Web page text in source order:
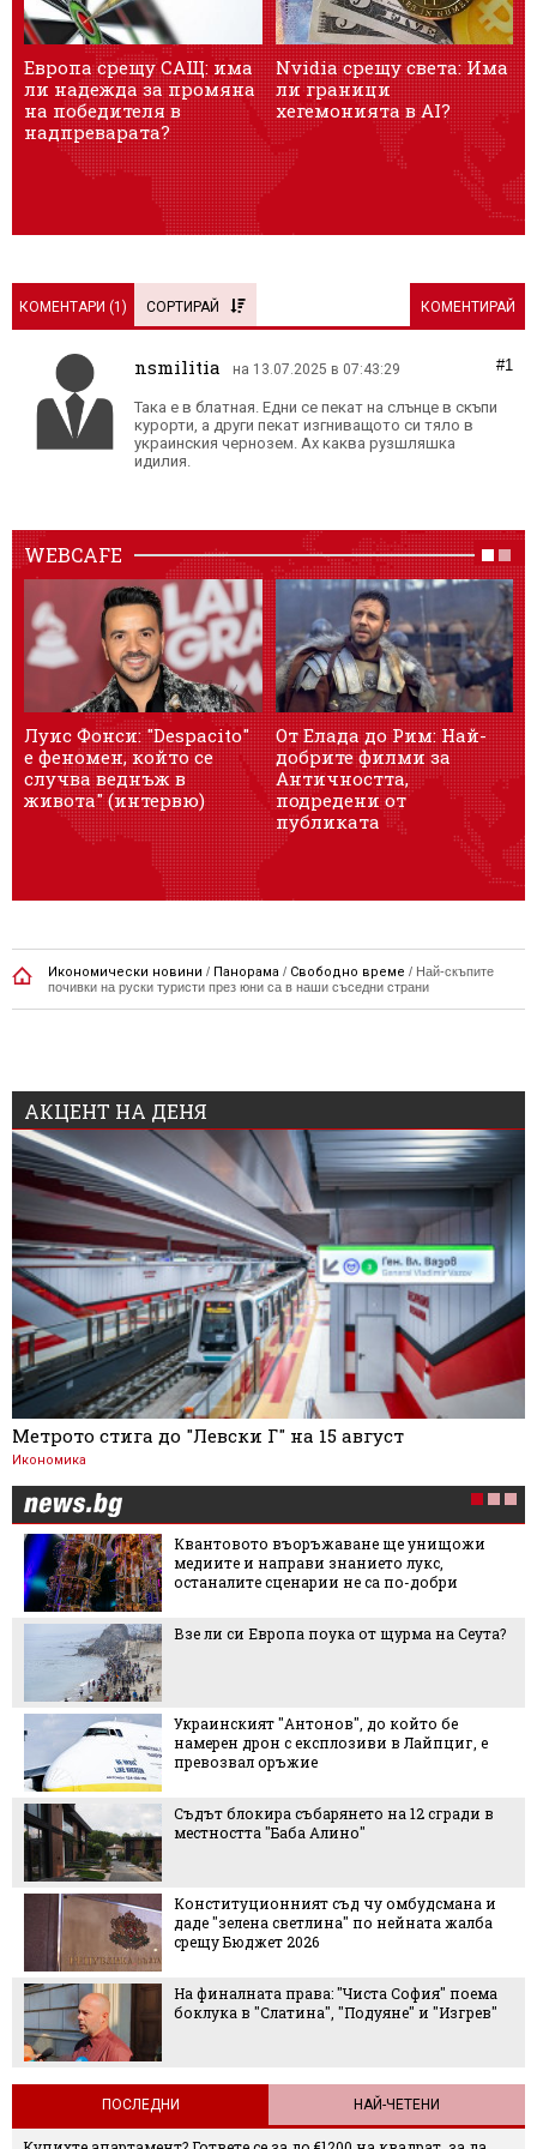
Европа срещу САЩ: има
ли надежда за промяна
на победителя в
надпреварата?
Nvidia срещу света: Има
ли граници
хегемонията в AI?
КОМЕНТАРИ (1 ) СОРТИРАЙ КОМЕНТИРАЙ
nsmilitia на 13.07.2025 в 07:43:29 #1
Така е в блатная. Едни се пекат на слънце в скъпи
курорти, а други пекат изгниващото си тяло в
украинския чернозем. Ах каква рузшляшка
идилия.
WEBCAFE
Луис Фонси: "Despacito"
е феномен, който се
случва веднъж в
живота" (интервю)
От Елада до Рим: Най-
добрите филми за
Античността,
подредени от
публиката
Икономически новини / Панорама / Свободно време / Най-скъпите
почивки на руски туристи през юни са в наши съседни страни
АКЦЕНТ НА ДЕНЯ
Метрото стига до "Левски Г" на 15 август
Икономика
Квантовото въоръжаване ще унищожи
медиите и направи знанието лукс,
останалите сценарии не са по-добри
Взе ли си Европа поука от щурма на Сеута?
Украинският "Антонов", до който бе
намерен дрон с експлозиви в Лайпциг, е
превозвал оръжие
Съдът блокира събарянето на 12 сгради в
местността "Баба Алино"
Конституционният съд чу омбудсмана и
даде "зелена светлина" по нейната жалба
срещу Бюджет 2026
На финалната права: "Чиста София" поема
боклука в "Слатина", "Подуяне" и "Изгрев"
ПОСЛЕДНИ НАЙ-ЧЕТЕНИ